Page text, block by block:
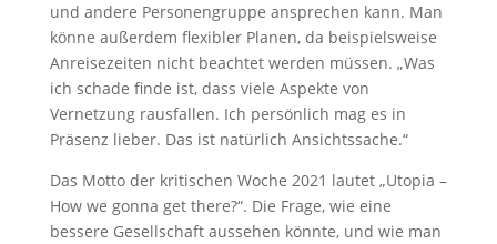
und andere Personengruppe ansprechen kann. Man
könne außerdem flexibler Planen, da beispielsweise
Anreisezeiten nicht beachtet werden müssen. „Was
ich schade finde ist, dass viele Aspekte von
Vernetzung rausfallen. Ich persönlich mag es in
Präsenz lieber. Das ist natürlich Ansichtssache.“
Das Motto der kritischen Woche 2021 lautet „Utopia –
How we gonna get there?“. Die Frage, wie eine
bessere Gesellschaft aussehen könnte, und wie man